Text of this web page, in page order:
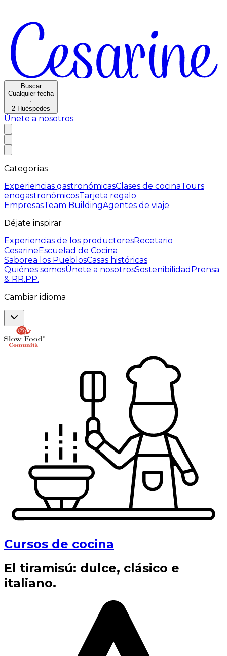
Buscar
Cualquier fecha
·
2 Huéspedes
Únete a nosotros
Categorías
Experiencias gastronómicasClases de cocinaTours
enogastronómicosTarjeta regalo
EmpresasTeam BuildingAgentes de viaje
Déjate inspirar
Experiencias de los productoresRecetario
CesarineEscuelad de Cocina
Saborea los PueblosCasas históricas
Quiénes somosÚnete a nosotrosSostenibilidad Prensa
& RR.PP.
Cambiar idioma
Cursos de cocina
El tiramisú: dulce, clásico e
italiano.